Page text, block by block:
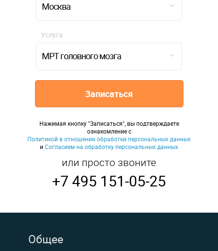
Москва
МРТ головного мозга
Услуга
Записаться
Нажимая кнопку "Записаться", вы подтверждаете
ознакомление с
Политикой в отношении обработки персональных данных
и Согласием на обработку персональных данных
или просто звоните
+7 495 151-05-25
Общее